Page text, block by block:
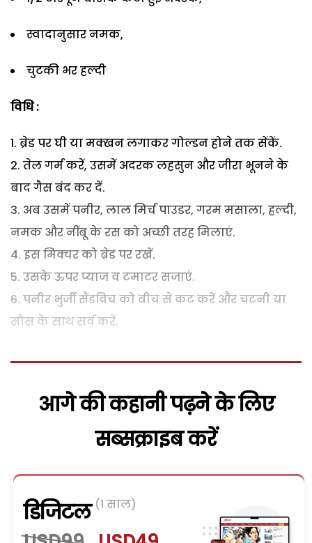
स्वादानुसार नमक,
चुटकी भर हल्दी
विधि :
1. ब्रेड पर घी या मक्खन लगाकर गोल्डन होने तक सेंकें.
2. तेल गर्म करें, उसमें अदरक लहसुन और जीरा भूनने के
बाद गैस बंद कर दें.
3. अब उसमें पनीर, लाल मिर्च पाउडर, गरम मसाला, हल्दी,
नमक और नींबू के रस को अच्छी तरह मिलाएं.
4. इस मिक्चर को ब्रेड पर रखें.
5. उसके ऊपर प्याज व टमाटर सजाएं.
6. पनीर भुर्जी सैंडविच को बीच से कट करें और चटनी या
सौस के साथ सर्व करें.
आगे की कहानी पढ़ने के लिए
सब्सक्राइब करें
डिजिटल (1 साल)